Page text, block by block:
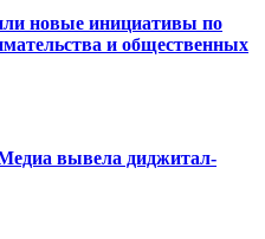
новые инициативы по
и общественных
вывела диджитал-